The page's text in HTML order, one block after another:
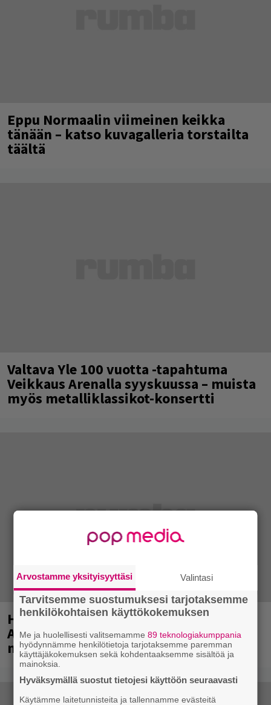
Eppu Normaalin viimeinen keikka
tänään – katso kuvagalleria torstailta
täältä
Valtava Yle 100 vuotta -tapahtuma
Veikkaus Arenalla syyskuussa – muista
myös metalliklassikot-konsertti
Huomenna se ilmestyy – CMX:stä tutun
A.W. Yrjänän uutuusalbumi om
mammuttimainen kokonaisuus
Arvostamme yksityisyyttäsi Valintasi
Tarvitsemme suostumuksesi tarjotaksemme
henkilökohtaisen käyttökokemuksen
Me ja huolellisesti valitsemamme89 teknologiakumppania
hyödynnämme henkilötietoja tarjotaksemme paremman
käyttäjäkokemuksen sekä kohdentaaksemme sisältöä ja
mainoksia.
Hyväksymällä suostut tietojesi käyttöön seuraavasti
Käytämme laitetunnisteita ja tallennamme evästeitä